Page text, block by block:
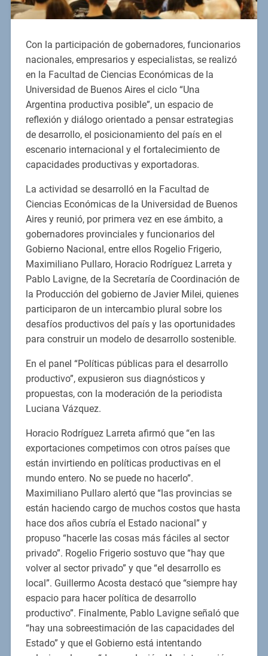
Con la participación de gobernadores, funcionarios
nacionales, empresarios y especialistas, se realizó
en la Facultad de Ciencias Económicas de la
Universidad de Buenos Aires el ciclo “Una
Argentina productiva posible”, un espacio de
reflexión y diálogo orientado a pensar estrategias
de desarrollo, el posicionamiento del país en el
escenario internacional y el fortalecimiento de
capacidades productivas y exportadoras.
La actividad se desarrolló en la Facultad de
Ciencias Económicas de la Universidad de Buenos
Aires y reunió, por primera vez en ese ámbito, a
gobernadores provinciales y funcionarios del
Gobierno Nacional, entre ellos Rogelio Frigerio,
Maximiliano Pullaro, Horacio Rodríguez Larreta y
Pablo Lavigne, de la Secretaría de Coordinación de
la Producción del gobierno de Javier Milei, quienes
participaron de un intercambio plural sobre los
desafíos productivos del país y las oportunidades
para construir un modelo de desarrollo sostenible.
En el panel “Políticas públicas para el desarrollo
productivo”, expusieron sus diagnósticos y
propuestas, con la moderación de la periodista
Luciana Vázquez.
Horacio Rodríguez Larreta afirmó que “en las
exportaciones competimos con otros países que
están invirtiendo en políticas productivas en el
mundo entero. No se puede no hacerlo”.
Maximiliano Pullaro alertó que “las provincias se
están haciendo cargo de muchos costos que hasta
hace dos años cubría el Estado nacional” y
propuso “hacerle las cosas más fáciles al sector
privado”. Rogelio Frigerio sostuvo que “hay que
volver al sector privado” y que “el desarrollo es
local”. Guillermo Acosta destacó que “siempre hay
espacio para hacer política de desarrollo
productivo”. Finalmente, Pablo Lavigne señaló que
“hay una sobreestimación de las capacidades del
Estado” y que el Gobierno está intentando